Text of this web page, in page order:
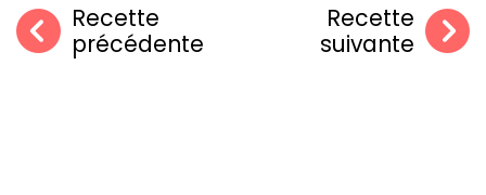
Recette
précédente
Recette
suivante